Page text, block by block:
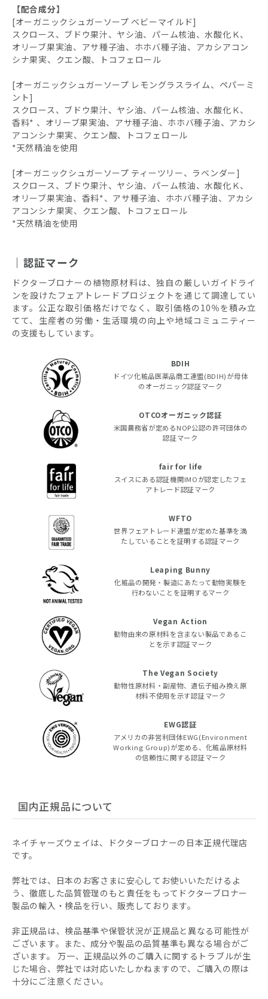
【配合成分】
[オーガニックシュガーソープ ベビーマイルド]
スクロース、ブドウ果汁、ヤシ油、パーム核油、水酸化Ｋ、
オリーブ果実油、アサ種子油、ホホバ種子油、アカシアコン
シナ果実、クエン酸、トコフェロール
[オーガニックシュガーソープ レモングラスライム、ペパーミ
ント]
スクロース、ブドウ果汁、ヤシ油、パーム核油、水酸化Ｋ、
香料* 、オリーブ果実油、アサ種子油、ホホバ種子油、アカシ
アコンシナ果実、クエン酸、トコフェロール
*天然精油を使用
[オーガニックシュガーソープ ティーツリー、ラベンダー]
スクロース、ブドウ果汁、ヤシ油、パーム核油、水酸化Ｋ、
オリーブ果実油、香料*、アサ種子油、ホホバ種子油、アカシ
アコンシナ果実、クエン酸、トコフェロール
*天然精油を使用
認証マーク
ドクターブロナーの植物原材料は、独自の厳しいガイドライ
ンを設けたフェアトレードプロジェクトを通じて調達してい
ます。公正な取引価格だけでなく、取引価格の10％を積み立
てて、生産者の労働・生活環境の向上や地域コミュニティー
の支援もしています。
BDIH
ドイツ化粧品医薬品商工連盟(BDIH)が母体
のオーガニック認証マーク
OTCOオーガニック認証
米国農務省が定めるNOP公認の許可団体の
認証マーク
fair for life
スイスにある認証機関IMOが認定したフェ
アトレード認証マーク
WFTO
世界フェアトレード連盟が定めた基準を満
たしていることを証明する認証マーク
Leaping Bunny
化粧品の開発・製造にあたって動物実験を
行わないことを証明するマーク
Vegan Action
動物由来の原材料を含まない製品であるこ
とを示す認証マーク
The Vegan Society
動物性原材料・副産物、遺伝子組み換え原
材料不使用を示す認証マーク
EWG認証
アメリカの非営利団体EWG(Environment
Working Group)が定める、化粧品原材料
の信頼性に関する認証マーク
国内正規品について
ネイチャーズウェイは、ドクターブロナーの日本正規代理店
です。
弊社では、日本のお客さまに安心してお使いいただけるよ
う、徹底した品質管理のもと責任をもってドクターブロナー
製品の輸入・検品を行い、販売しております。
非正規品は、検品基準や保管状況が正規品と異なる可能性が
ございます。また、成分や製品の品質基準も異なる場合がご
ざいます。 万一、正規品以外のご購入に関するトラブルが生
じた場合、弊社では対応いたしかねますので、ご購入の際は
十分にご注意ください。